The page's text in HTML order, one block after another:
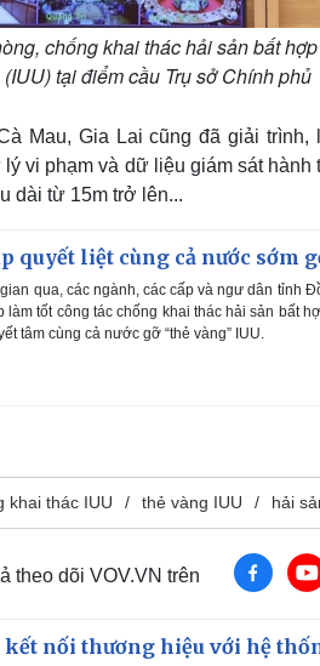
chống khai thác hải sản bất
tại điểm cầu Trụ sở Chính phủ
Mau, Gia Lai cũng đã giải
vi phạm và dữ liệu giám sát
dài từ 15m trở lên...
quyết liệt cùng cả nước sớm
qua, các ngành, các cấp và ngư dân tỉnh
làm tốt công tác chống khai thác hải sản bất
tâm cùng cả nước gỡ “thẻ vàng” IUU.
khai thác IUU thẻ vàng IUU hải
theo dõi VOV.VN trên
kết nối thương hiệu với hệ